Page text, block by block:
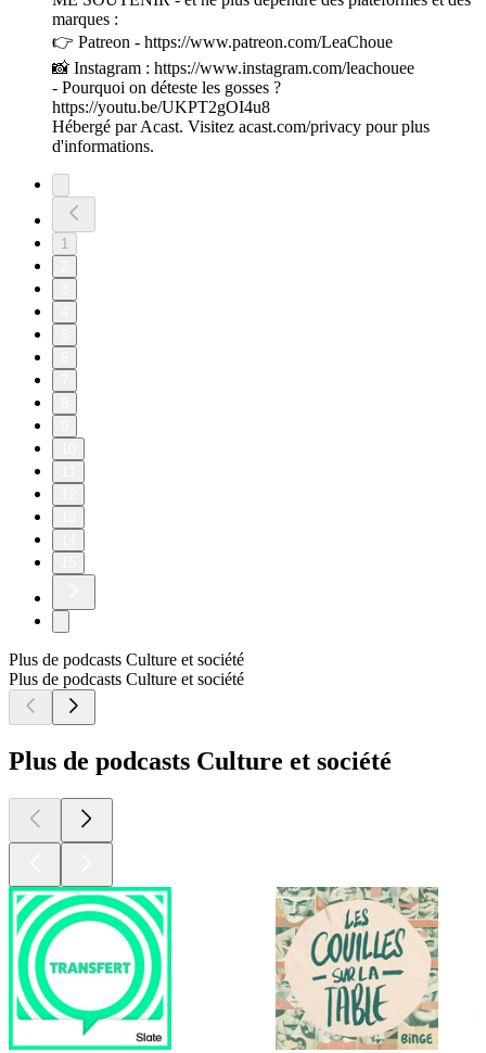
marques :
👉 Patreon - https://www.patreon.com/LeaChoue
📸 Instagram : https://www.instagram.com/leachouee
- Pourquoi on déteste les gosses ?
https://youtu.be/UKPT2gOI4u8
Hébergé par Acast. Visitez acast.com/privacy pour plus
d'informations.
1
Plus de podcasts Culture et société
Plus de podcasts Culture et société
Plus de podcasts Culture et société